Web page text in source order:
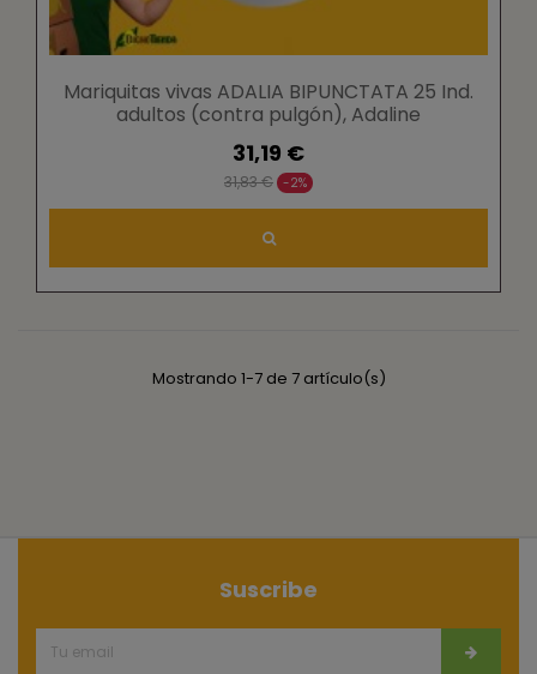
Mariquitas vivas ADALIA BIPUNCTATA 25 Ind.
adultos (contra pulgón), Adaline
31,19 €
31,83 € -2%
Mostrando 1-7 de 7 artículo(s)
Suscribe